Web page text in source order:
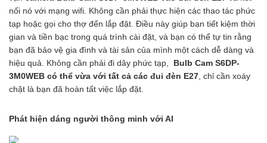
nối nó với mạng wifi. Không cần phải thực hiện các thao tác phức
tạp hoặc gọi cho thợ đến lắp đặt. Điều này giúp bạn tiết kiệm thời
gian và tiền bạc trong quá trình cài đặt, và bạn có thể tự tin rằng
bạn đã bảo vệ gia đình và tài sản của mình một cách dễ dàng và
hiệu quả. Không cần phải đi dây phức tạp,
Bulb Cam S6DP-
3M0WEB có thể vừa với tất cả các đui đèn E27 , chỉ cần xoáy
chặt là bạn đã hoàn tất việc lắp đặt.
Phát hiện dáng người thông minh với AI